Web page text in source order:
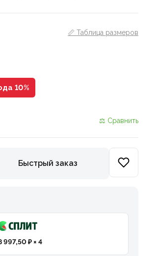
📏 Таблица размеров
10%
⚖ Сравнить
Быстрый заказ
997,50 ₽ × 4